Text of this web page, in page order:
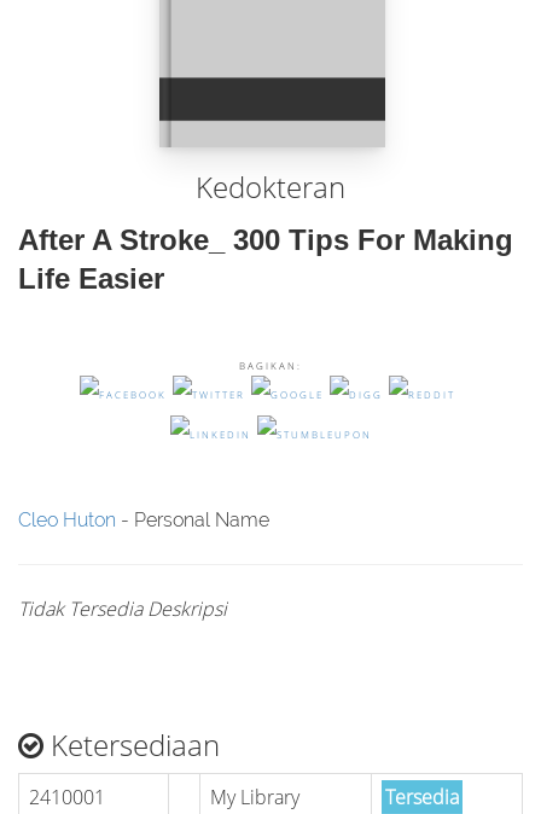
Kedokteran
After A Stroke_ 300 Tips For Making
Life Easier
BAGIKAN:
Cleo Huton - Personal Name
Tidak Tersedia Deskripsi
Ketersediaan
2410001 My Library Tersedia